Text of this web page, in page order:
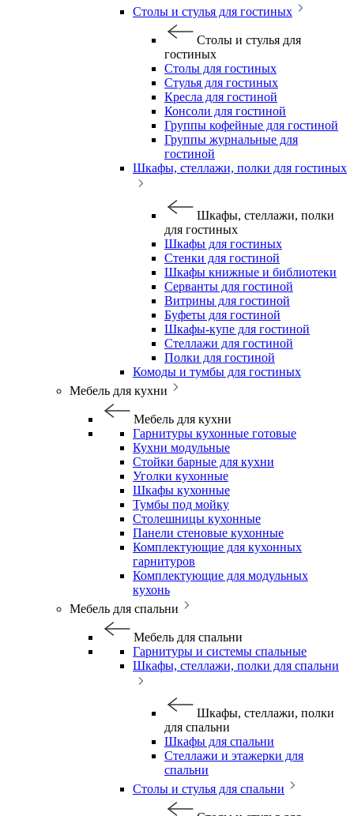
Столы и стулья для гостиных
Столы и стулья для
гостиных
Столы для гостиных
Стулья для гостиных
Кресла для гостиной
Консоли для гостиной
Группы кофейные для гостиной
Группы журнальные для
гостиной
Шкафы, стеллажи, полки для гостиных
Шкафы, стеллажи, полки
для гостиных
Шкафы для гостиных
Стенки для гостиной
Шкафы книжные и библиотеки
Серванты для гостиной
Витрины для гостиной
Буфеты для гостиной
Шкафы-купе для гостиной
Стеллажи для гостиной
Полки для гостиной
Комоды и тумбы для гостиных
Мебель для кухни
Мебель для кухни
Гарнитуры кухонные готовые
Кухни модульные
Стойки барные для кухни
Уголки кухонные
Шкафы кухонные
Тумбы под мойку
Столешницы кухонные
Панели стеновые кухонные
Комплектующие для кухонных
гарнитуров
Комплектующие для модульных
кухонь
Мебель для спальни
Мебель для спальни
Гарнитуры и системы спальные
Шкафы, стеллажи, полки для спальни
Шкафы, стеллажи, полки
для спальни
Шкафы для спальни
Стеллажи и этажерки для
спальни
Столы и стулья для спальни